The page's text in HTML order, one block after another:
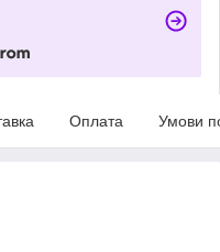
Оплата Умови